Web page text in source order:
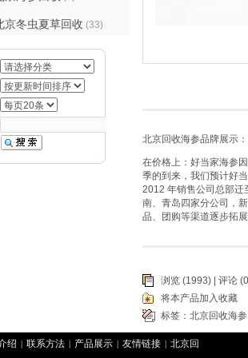
京冬虫夏草回收 (33)
北京回收海参品牌展示
在价格上：好当家海参
季的到来，我们预计好
2012 年销售公司总部迁
南、青岛四家分公司，
品、团购等渠道逐步拓
浏览 (1993) | 评论
将本产品加入收藏
标签： 北京回收海参
绍 | 联系方法 | 产品展示 | 友情链接 | 北京回